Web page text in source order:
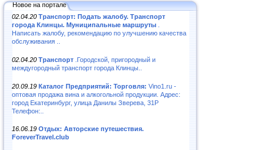
Новое на портале
02.04.20 Транспорт: Подать жалобу. Транспорт
города Клинцы. Муниципальные маршруты
Написать жалобу, рекомендацию по улучшению качества
обслуживания ..
02.04.20 Транспорт .Городской, пригородный и
междугородный транспорт города Клинцы..
20.09.19 Каталог Предприятий: Торговля: Vino1.ru -
оптовая продажа вина и алкогольной продукции. Адрес:
город Екатеринбург, улица Данилы Зверева, 31Р
Телефон:..
16.06.19 Отдых: Авторские путешествия.
ForeverTravel.club